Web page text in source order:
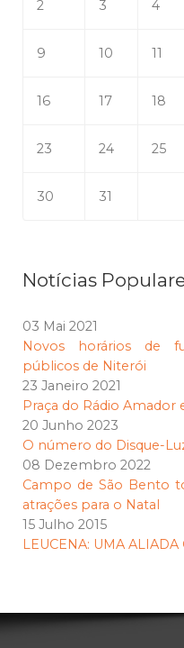
2 3 4
9 10 11
16 17 18
23 24 25
30 31
Notícias
03 Mai 2021
Novos horários de
públicos de Niterói
23 Janeiro 2021
Praça do Rádio Amador
20 Junho 2023
O número do Disque-
08 Dezembro 2022
Campo de São Bento
atrações para o Natal
15 Julho 2015
LEUCENA: UMA